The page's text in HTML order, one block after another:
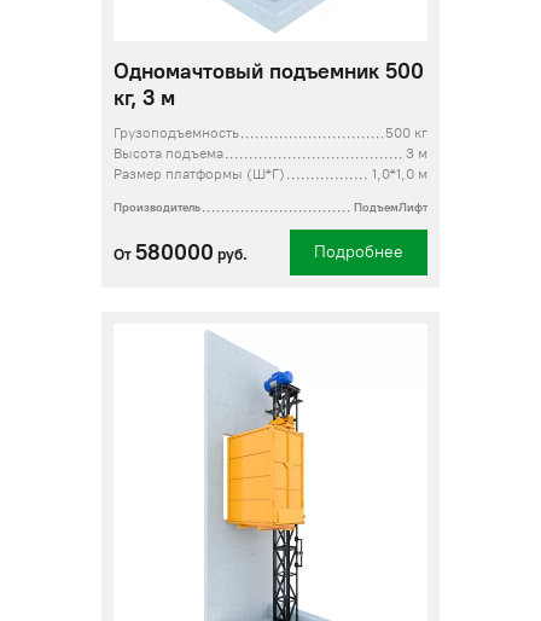
Одномачтовый подъемник 500
кг, 3 м
Грузоподъемность
500 кг
Высота подъема
3 м
Размер платформы (Ш*Г)
1,0*1,0 м
Производитель ПодъемЛифт
От 580000 руб. Подробнее